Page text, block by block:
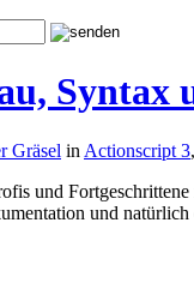
Syntax
Gräsel in Actionscript 3,
und
und